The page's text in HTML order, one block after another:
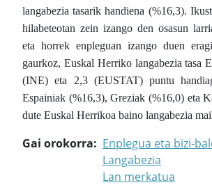
langabezia tasarik handiena (%16,3).
hilabeteotan zein izango den osasun
eta horrek enpleguan izango duen
gaurkoz, Euskal Herriko langabezia tasa
(INE) eta 2,3 (EUSTAT) puntu
Espainiak (%16,3), Greziak (%16,0) eta
dute Euskal Herrikoa baino langabezia
Gai orokorra
Enplegua eta bizi-
Langabezia
Lan merkatua